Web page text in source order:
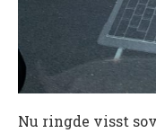
Nu ringde visst